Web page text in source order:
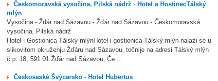
Českomoravská vysočina, Pilská nádrž - Hotel a HostinecTálský
mlýn
Vysočina - Ždár nad Sázavou - Žďár nad Sázavou - Českomoravská
vysočina, Pilská nádrž
Hotel i Gostionica Tálský mlýnHotel i gostionica Tálský mlýn nalazi se u
slikovitom okruženju Žďáru nad Sázavou, točnije na adresi Tálský mlýn
č.p. 18, 591 01 Žďár nad Sázavou, Če ...
Českosaské Švýcarsko - Hotel Hubertus